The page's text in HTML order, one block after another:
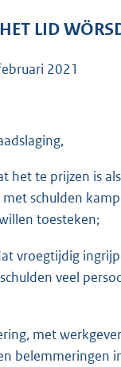
:
LID
2021
het te prijzen is
schulden
toesteken;
vroegtijdig
veel
met
belemmeringen